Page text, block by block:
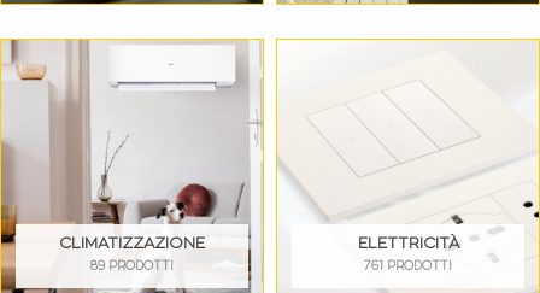
CLIMATIZZAZIONE
89 PRODOTTI
ELETTRICITÀ
761 PRODOTTI